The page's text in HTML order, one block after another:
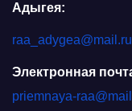
Адыгея:
raa_adygea@mail.ru
Электронная
priemnaya-